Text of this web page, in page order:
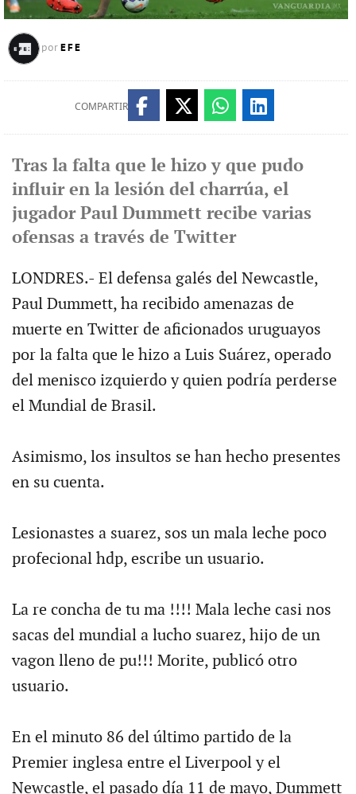
por EFE
COMPARTIR
Tras la falta que le hizo y que pudo
influir en la lesión del charrúa, el
jugador Paul Dummett recibe varias
ofensas a través de Twitter
LONDRES.- El defensa galés del Newcastle,
Paul Dummett, ha recibido amenazas de
muerte en Twitter de aficionados uruguayos
por la falta que le hizo a Luis Suárez, operado
del menisco izquierdo y quien podría perderse
el Mundial de Brasil.
Asimismo, los insultos se han hecho presentes
en su cuenta.
Lesionastes a suarez, sos un mala leche poco
profecional hdp, escribe un usuario.
La re concha de tu ma !!!! Mala leche casi nos
sacas del mundial a lucho suarez, hijo de un
vagon lleno de pu!!! Morite, publicó otro
usuario.
En el minuto 86 del último partido de la
Premier inglesa entre el Liverpool y el
Newcastle, el pasado día 11 de mayo, Dummett